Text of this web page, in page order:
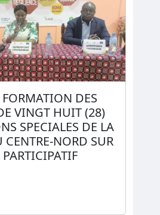
FORMATION DES
VINGT HUIT (28)
SPECIALES DE LA
NORD SUR